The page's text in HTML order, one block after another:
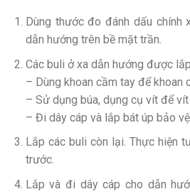
Dùng thước đo đánh dấu
dẫn hướng trên bề mặt trần.
Các buli ở xa dẫn hướng được
– Dùng khoan cầm tay để khoan
– Sử dụng búa, dụng cụ vít để vít
– Đi dây cáp và lắp bát úp bảo vệ
Lắp các buli còn lại. Thực hiện
trước.
Lắp và đi dây cáp cho dẫn